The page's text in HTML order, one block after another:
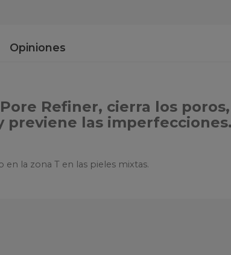
Opiniones
Refiner, cierra los poros,
previene las imperfecciones.
en la zona T en las pieles mixtas.